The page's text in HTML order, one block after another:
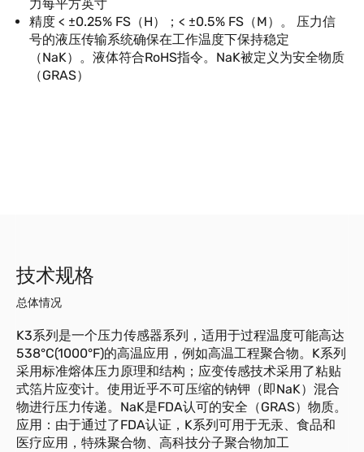
力每平方英寸
精度 < ±0.25% FS（H）；< ±0.5% FS（M）。 压力信
号的液压传输系统确保在工作温度下保持稳定
（NaK）。液体符合RoHS指令。NaK被定义为安全物质
（GRAS）
技术规格
总体情况
K3系列是一个压力传感器系列，适用于过程温度可能高达
538°C(1000°F)的高温应用，例如高温工程聚合物。K系列
采用标准熔体压力原理和结构；应变传感技术采用了粘贴
式箔片应变计。使用近乎不可压缩的钠钾（即NaK）混合
物进行压力传递。NaK是FDA认可的安全（GRAS）物质。
应用：由于通过了FDA认证，K系列可用于无汞、食品和
医疗应用，特殊聚合物、高科技分子聚合物加工